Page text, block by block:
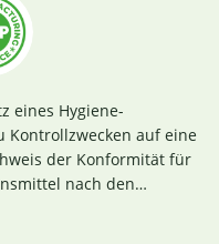
eines Hygiene-
Kontrollzwecken auf eine
für
nach den
der Verordnung EG
Das aktuelle